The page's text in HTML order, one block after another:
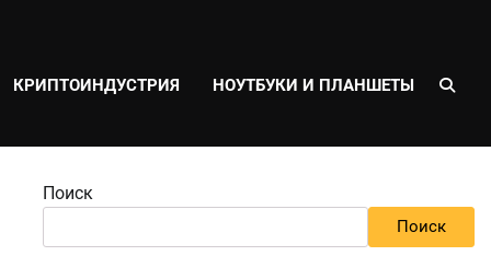
КРИПТОИНДУСТРИЯ НОУТБУКИ И ПЛАНШЕТЫ
Поиск
Поиск